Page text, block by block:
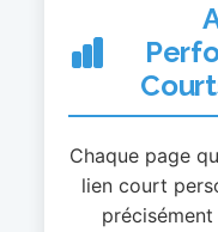
Chaque page
lien court